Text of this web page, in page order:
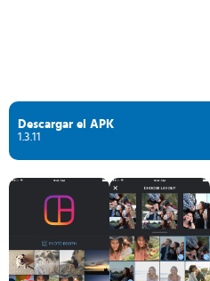
Descargar el APK
1.3.11